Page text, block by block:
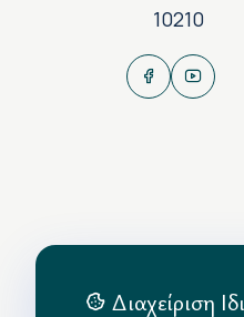
10210
Διαχείριση